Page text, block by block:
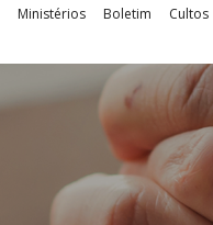
Ministérios Boletim Cultos